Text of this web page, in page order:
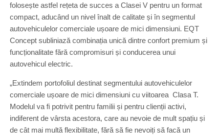
folosește astfel rețeta de succes a Clasei V pentru un format
compact, aducând un nivel înalt de calitate și în segmentul
autovehiculelor comerciale ușoare de mici dimensiuni. EQT
Concept subliniază combinația unică dintre confort premium și
funcționalitate fără compromisuri și conducerea unui
autovehicul electric.
„Extindem portofoliul destinat segmentului autovehiculelor
comerciale ușoare de mici dimensiuni cu viitoarea Clasa T.
Modelul va fi potrivit pentru familii și pentru clienții activi,
indiferent de vârsta acestora, care au nevoie de mult spațiu și
de cât mai multă flexibilitate, fără să fie nevoiți să facă un